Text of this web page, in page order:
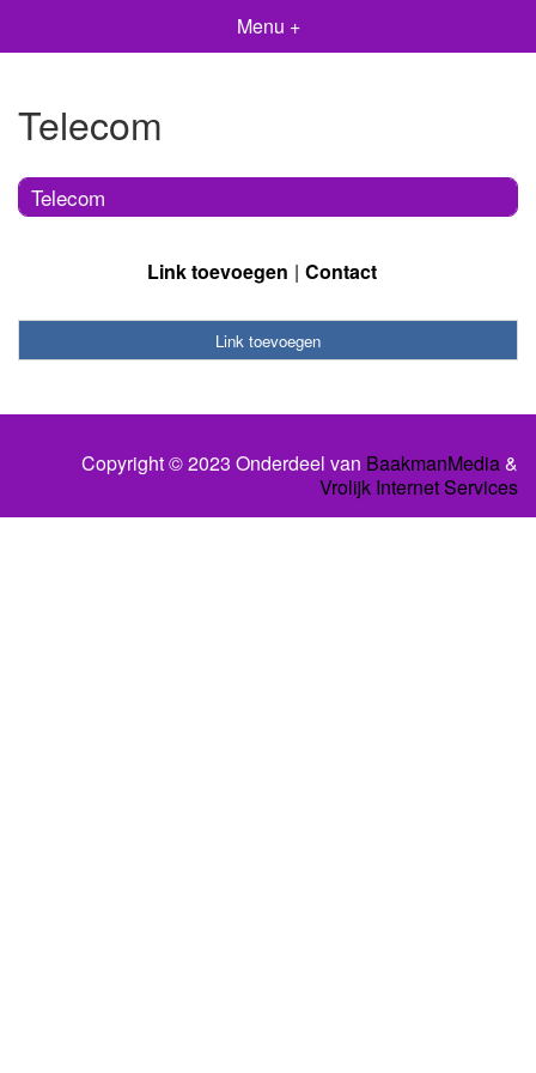
Menu +
Telecom
Telecom
Link toevoegen Contact
Link toevoegen
Copyright © 2023 Onderdeel van BaakmanMedia&
Vrolijk Internet Services